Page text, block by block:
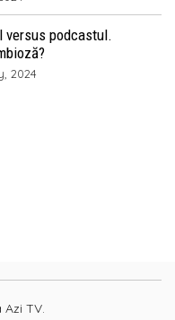
versus podcastul.
2024
TV.